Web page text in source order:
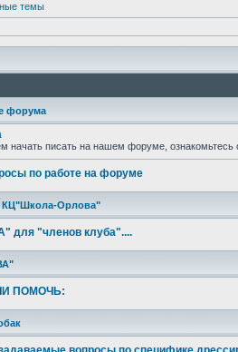
темы
форума
начать писать на нашем форуме, ознакомьтесь
по работе на форуме
КЦ"Школа-Орлова"
для "членов клуба"....
ПОМОЧЬ: